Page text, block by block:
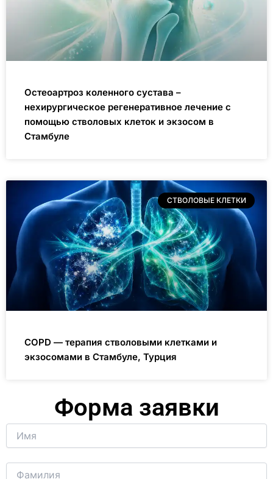
Остеоартроз коленного сустава –
нехирургическое регенеративное лечение с
помощью стволовых клеток и экзосом в
Стамбуле
СТВОЛОВЫЕ КЛЕТКИ
COPD — терапия стволовыми клетками и
экзосомами в Стамбуле, Турция
Форма заявки